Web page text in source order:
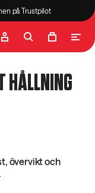
på Trustpilot
HÅLLNING
övervikt och